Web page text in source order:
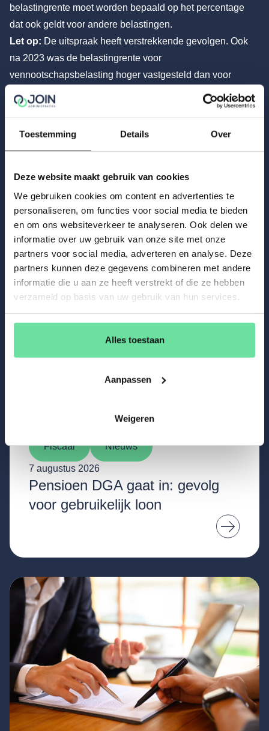
Toestemming Details Over
Deze website maakt gebruik van cookies
We gebruiken cookies om content en advertenties te
personaliseren, om functies voor social media te bieden
en om ons websiteverkeer te analyseren. Ook delen we
informatie over uw gebruik van onze site met onze
partners voor social media, adverteren en analyse. Deze
partners kunnen deze gegevens combineren met andere
informatie die u aan ze heeft verstrekt of die ze hebben
verzameld op basis van uw gebruik van hun services.
Alles toestaan
Aanpassen
Weigeren
belastingrente moet worden bepaald op het percentage
dat ook geldt voor andere belastingen.
Let op: De uitspraak heeft verstrekkende gevolgen. Ook
na 2023 was de belastingrente voor
vennootschapsbelasting hoger vastgesteld dan voor
andere belastingen. De landelijke pers spreekt over een
bedrag van 1,3 miljard euro dat ondernemers teveel
Gerelateerd nieuws
Fiscaal Nieuws
7 augustus 2026
Pensioen DGA gaat in: gevolg
voor gebruikelijk loon